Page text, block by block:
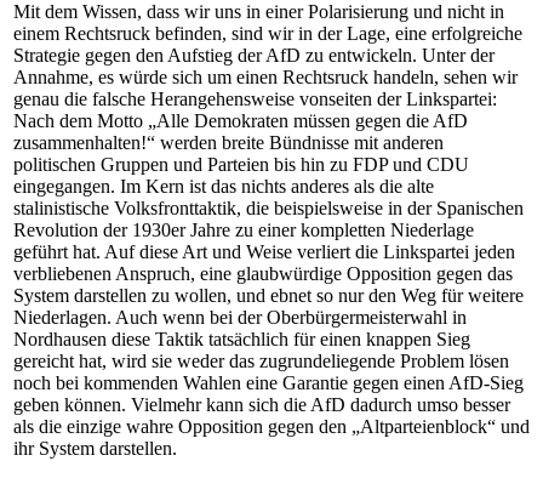
Mit dem Wissen, dass wir uns in einer Polarisierung und nicht in
einem Rechtsruck befinden, sind wir in der Lage, eine erfolgreiche
Strategie gegen den Aufstieg der AfD zu entwickeln. Unter der
Annahme, es würde sich um einen Rechtsruck handeln, sehen wir
genau die falsche Herangehensweise vonseiten der Linkspartei:
Nach dem Motto „Alle Demokraten müssen gegen die AfD
zusammenhalten!“ werden breite Bündnisse mit anderen
politischen Gruppen und Parteien bis hin zu FDP und CDU
eingegangen. Im Kern ist das nichts anderes als die alte
stalinistische Volksfronttaktik, die beispielsweise in der Spanischen
Revolution der 1930er Jahre zu einer kompletten Niederlage
geführt hat. Auf diese Art und Weise verliert die Linkspartei jeden
verbliebenen Anspruch, eine glaubwürdige Opposition gegen das
System darstellen zu wollen, und ebnet so nur den Weg für weitere
Niederlagen. Auch wenn bei der Oberbürgermeisterwahl in
Nordhausen diese Taktik tatsächlich für einen knappen Sieg
gereicht hat, wird sie weder das zugrundeliegende Problem lösen
noch bei kommenden Wahlen eine Garantie gegen einen AfD-Sieg
geben können. Vielmehr kann sich die AfD dadurch umso besser
als die einzige wahre Opposition gegen den „Altparteienblock“ und
ihr System darstellen.